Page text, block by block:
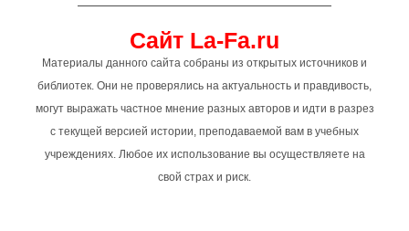
Сайт La-Fa.ru
Материалы данного сайта собраны из открытых источников и
библиотек. Они не проверялись на актуальность и правдивость,
могут выражать частное мнение разных авторов и идти в разрез
с текущей версией истории, преподаваемой вам в учебных
учреждениях. Любое их использование вы осуществляете на
свой страх и риск.